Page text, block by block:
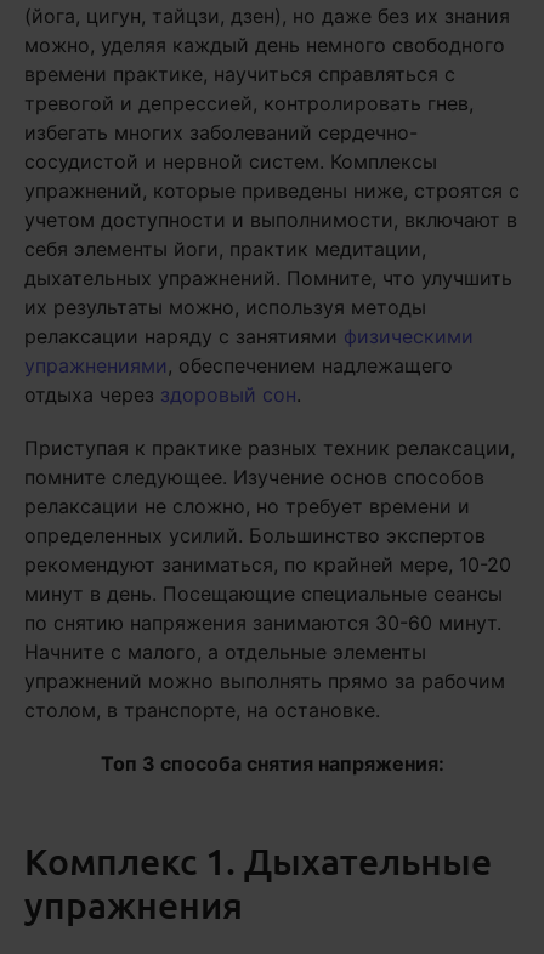
(йога, цигун, тайцзи, дзен), но даже без их знания
можно, уделяя каждый день немного свободного
времени практике, научиться справляться с
тревогой и депрессией, контролировать гнев,
избегать многих заболеваний сердечно-
сосудистой и нервной систем. Комплексы
упражнений, которые приведены ниже, строятся с
учетом доступности и выполнимости, включают в
себя элементы йоги, практик медитации,
дыхательных упражнений. Помните, что улучшить
их результаты можно, используя методы
релаксации наряду с занятиями физическими
упражнениями , обеспечением надлежащего
отдыха через здоровый сон.
Приступая к практике разных техник релаксации,
помните следующее. Изучение основ способов
релаксации не сложно, но требует времени и
определенных усилий. Большинство экспертов
рекомендуют заниматься, по крайней мере, 10-20
минут в день. Посещающие специальные сеансы
по снятию напряжения занимаются 30-60 минут.
Начните с малого, а отдельные элементы
упражнений можно выполнять прямо за рабочим
столом, в транспорте, на остановке.
Топ 3 способа снятия напряжения:
Комплекс 1. Дыхательные
упражнения